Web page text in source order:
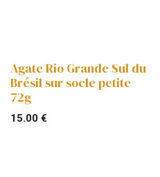
Agate Rio Grande Sul du
Brésil sur socle petite
72g
15.00€